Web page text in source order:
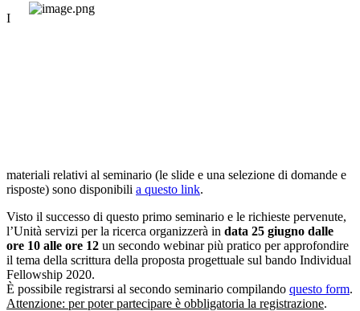
I
materiali relativi al seminario (le slide e una selezione di domande e
risposte) sono disponibili a questo link.
Visto il successo di questo primo seminario e le richieste pervenute,
l’Unità servizi per la ricerca organizzerà in data 25 giugno dalle
ore 10 alle ore 12 un secondo webinar più pratico per approfondire
il tema della scrittura della proposta progettuale sul bando Individual
Fellowship 2020.
È possibile registrarsi al secondo seminario compilando questo form.
Attenzione: per poter partecipare è obbligatoria la registrazione.